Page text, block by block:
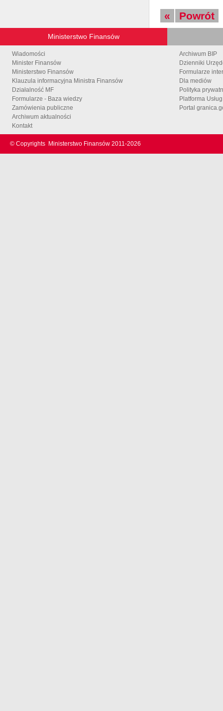
« Powrót
Ministerstwo Finansów
Wiadomości
Minister Finansów
Ministerstwo Finansów
Klauzula informacyjna Ministra Finansów
Działalność MF
Formularze - Baza wiedzy
Zamówienia publiczne
Archiwum aktualności
Kontakt
Archiwum BIP
Dzienniki
Formularze
Dla mediów
Polityka
Platforma
Portal
© Copyrights Ministerstwo Finansów 2011-2026